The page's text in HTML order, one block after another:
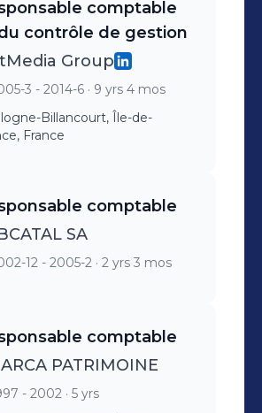
finance,
de gestion,
juridiques et
 Définition
pilotage et
du changement 
ERP 
de la SI et
avec les
partenaires de
(avocats,
actionnaires...)
comptable
contrôle de gestion
Group
3 - 2014-6 · 9 yrs 4 mos
Billancourt, Île-de-
France
comptable
SA
12 - 2005-2 · 2 yrs 3 mos
comptable
PATRIMOINE
- 2002 · 5 yrs